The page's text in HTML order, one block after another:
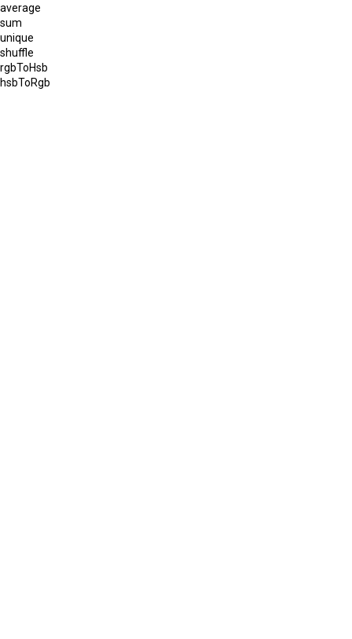
average
sum
unique
shuffle
rgbToHsb
hsbToRgb